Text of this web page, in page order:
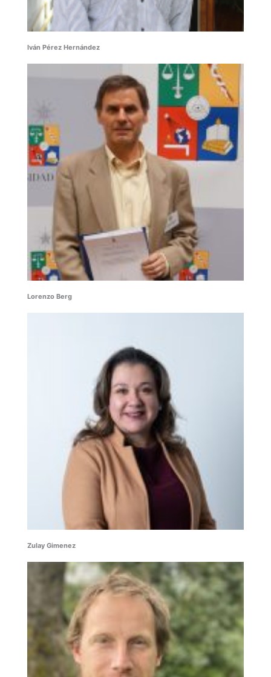
Iván Pérez Hernández
Lorenzo Berg
Zulay Gimenez